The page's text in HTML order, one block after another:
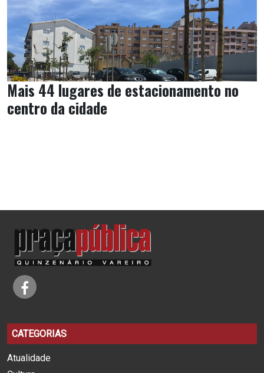
Mais 44 lugares de estacionamento no
centro da cidade
CATEGORIAS
Atualidade